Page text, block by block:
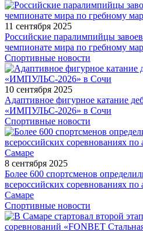
11 сентября 2025
Российские паралимпийцы
чемпионате мира по гребному
Спортивные новости
10 сентября 2025
Адаптивное фигурное катание
«ИМПУЛЬС-2026» в Сочи
Спортивные новости
8 сентября 2025
Более 600 спортсменов
всероссийских соревнованиях
Самаре
Спортивные новости